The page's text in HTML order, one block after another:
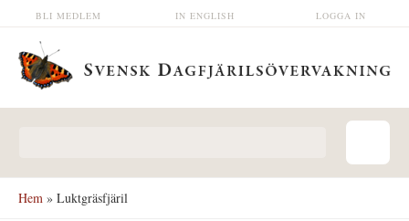
Hoppa till huvudinnehåll LOGGA IN
IN ENGLISH
BLI MEDLEM
Hem » Luktgräsfjäril